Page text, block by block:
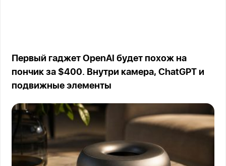
Первый гаджет OpenAI будет похож на
пончик за $400. Внутри камера, ChatGPT и
подвижные элементы